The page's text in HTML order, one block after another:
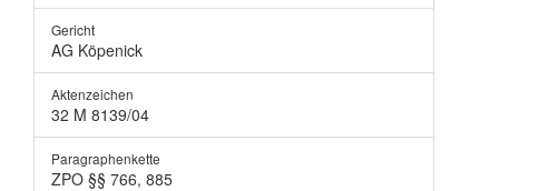
Gericht
AG Köpenick
Aktenzeichen
32 M 8139/04
Paragraphenkette
ZPO §§ 766, 885